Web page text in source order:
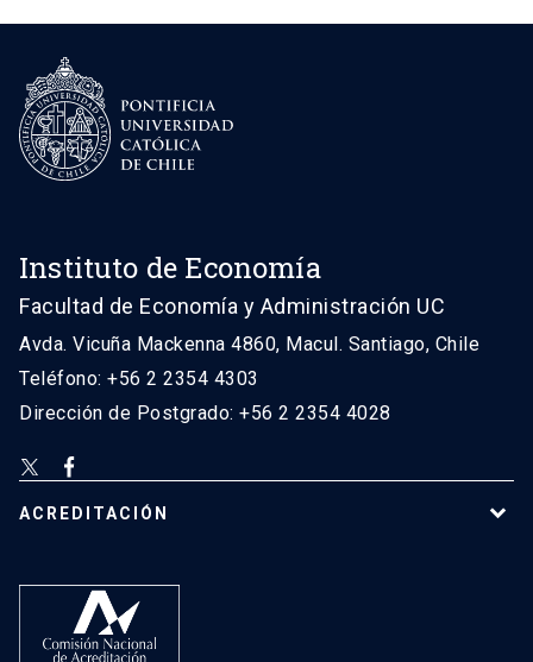
Instituto de Economía
Facultad de Economía y Administración UC
Avda. Vicuña Mackenna 4860, Macul. Santiago, Chile
Teléfono: +56 2 2354 4303
Dirección de Postgrado: +56 2 2354 4028
ACREDITACIÓN